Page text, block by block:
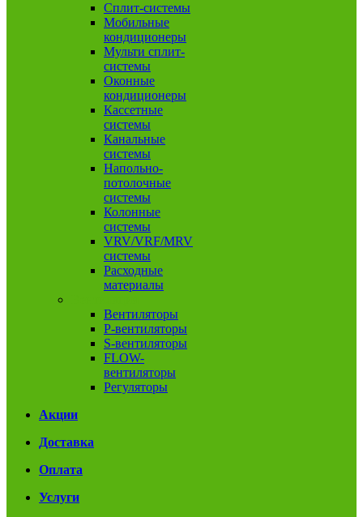
Сплит-системы
Мобильные
кондиционеры
Мульти сплит-
системы
Оконные
кондиционеры
Кассетные
системы
Канальные
системы
Напольно-
потолочные
системы
Колонные
системы
VRV/VRF/MRV
системы
Расходные
материалы
Вентиляторы
P-вентиляторы
S-вентиляторы
FLOW-
вентиляторы
Регуляторы
Акции
Доставка
Оплата
Услуги